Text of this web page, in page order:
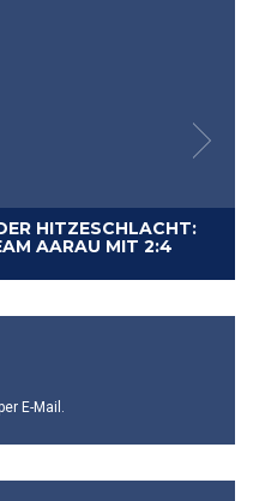
FÜR DIE LOK!
HITZESCHLACHT:
AARAU MIT 2:4
STARKE
LOK!
IN DIE NLB AUF!
UM DEN NLB-
Next
E-Mail.